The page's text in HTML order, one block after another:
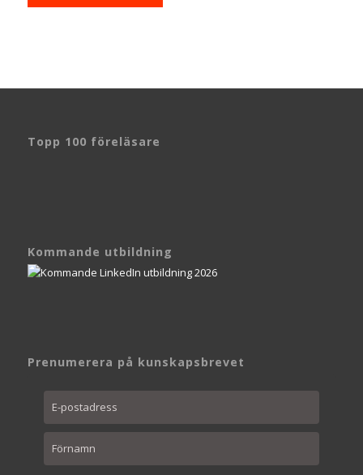
Topp 100 föreläsare
Kommande utbildning
Prenumerera på kunskapsbrevet